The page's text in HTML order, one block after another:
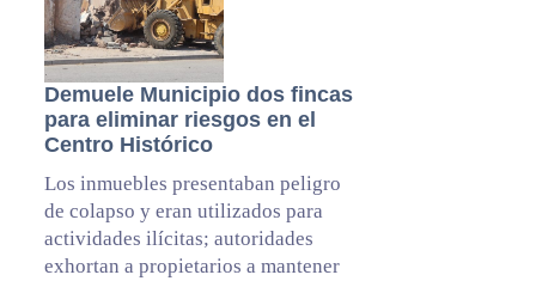
Demuele Municipio dos fincas
para eliminar riesgos en el
Centro Histórico
Los inmuebles presentaban peligro
de colapso y eran utilizados para
actividades ilícitas; autoridades
exhortan a propietarios a mantener